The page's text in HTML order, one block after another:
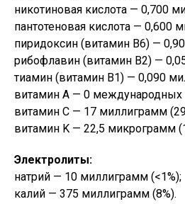
никотиновая кислота — 0,700
пантотеновая кислота — 0,600
пиридоксин (витамин B6) —
рибофлавин (витамин B2) —
тиамин (витамин B1) — 0,090
витамин A — 0 международных
витамин C — 17 миллиграмм
витамин K — 22,5 микрограмм
Электролиты:
натрий — 10 миллиграмм (<1%);
калий — 375 миллиграмм (8%).